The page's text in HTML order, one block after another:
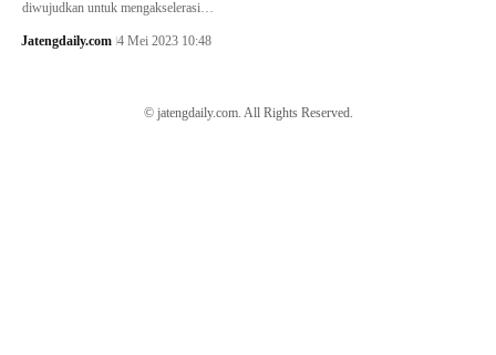
diwujudkan untuk mengakselerasi…
Jatengdaily.com 4 Mei 2023 10:48
© jatengdaily.com. All Rights Reserved.